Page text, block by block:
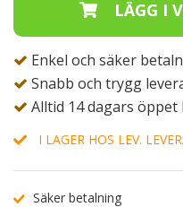
Enkel och säker
Snabb och trygg
Alltid 14 dagars öppet
I LAGER HOS LEV.
Säker betalning